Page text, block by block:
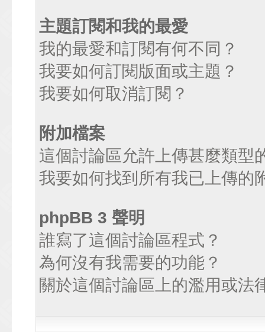
主題訂閱和我的最愛
我的最愛和訂閱有何不同？
我要如何訂閱版面或主題？
我要如何取消訂閱？
附加檔案
這個討論區允許上傳甚麼類型
我要如何找到所有我已上傳的
phpBB 3 聲明
誰寫了這個討論區程式？
為何沒有我需要的功能？
關於這個討論區上的濫用或法